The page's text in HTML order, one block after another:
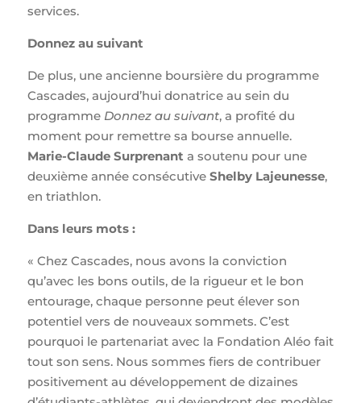
services.
Donnez au suivant
De plus, une ancienne boursière du programme
Cascades, aujourd’hui donatrice au sein du
programme Donnez au suivant, a profité du
moment pour remettre sa bourse annuelle.
Marie-Claude Surprenant a soutenu pour une
deuxième année consécutive Shelby Lajeunesse,
en triathlon.
Dans leurs mots :
« Chez Cascades, nous avons la conviction
qu’avec les bons outils, de la rigueur et le bon
entourage, chaque personne peut élever son
potentiel vers de nouveaux sommets. C’est
pourquoi le partenariat avec la Fondation Aléo fait
tout son sens. Nous sommes fiers de contribuer
positivement au développement de dizaines